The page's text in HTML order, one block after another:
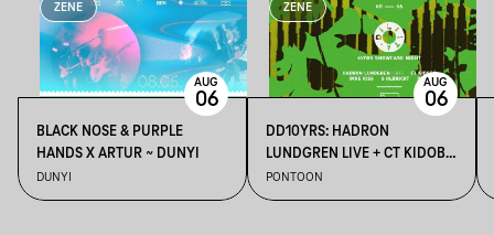
ZENE
BLACK NOSE & PURPLE
HANDS X ARTUR ~ DUNYI
DUNYI
AUG
06
ZENE
DD10YRS: HADRON
LUNDGREN LIVE + CT KIDOBÓ
+ IMRE KISS + S OLBRICHT +
DDSS
PONTOON
AUG
06